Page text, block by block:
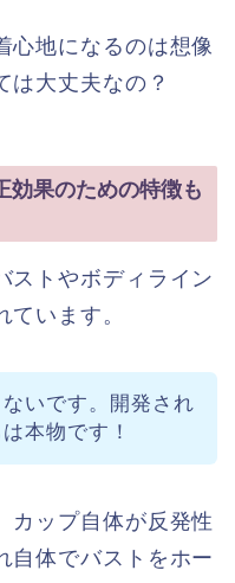
心地になるのは想像
は大丈夫なの？
効果のための特徴も
ストやボディライン
います。
いです。開発され
本物です！
カップ自体が反発性
自体でバストをホー